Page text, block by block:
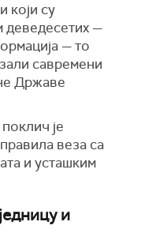
који су
деведесетих —
— то
савремени
Државе
је
веза са
и усташким
и